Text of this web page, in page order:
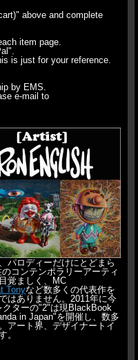
above and complete
item page.
is just for your reference.
by EMS.
e-mail to
パロディーだけにとどまら
コンテンポラリーアーティ
覚ましく、MC
Tonyなど数多くの代表作を
はありません。2011年に今
ターの"2"は現BlackBook
in Japan"を開催し、数多
アート界、デザイナートイ
。